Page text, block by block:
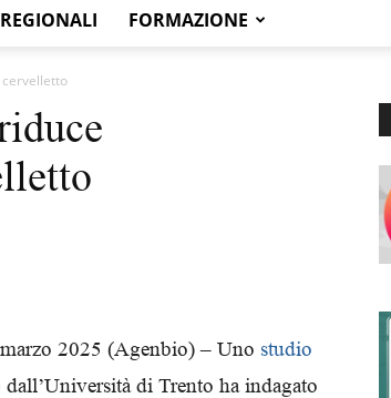
Federazione
FORMAZIONE
cervelletto
2025 (Agenbio) – Uno studio
di Trento ha indagato